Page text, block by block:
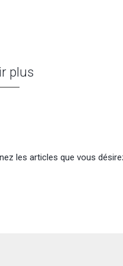
plus
les articles que vous